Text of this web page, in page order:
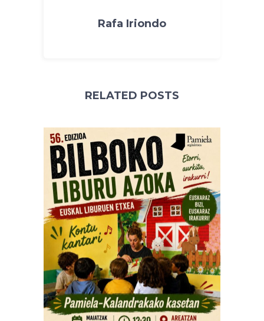
Rafa Iriondo
RELATED POSTS